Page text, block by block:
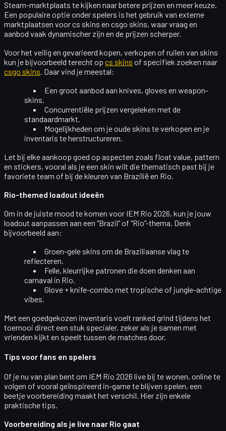
Steam-marktplaats te kijken naar betere prijzen en meer keuze.
Een populaire optie onder spelers is het gebruik van externe
marktplaatsen voorcs skins en csgo skins, waar vraag en
aanbod vaak dynamischer zijn en de prijzen scherper.
Voor het veilig en gevarieerd kopen, verkopen of ruilen van skins
kun je bijvoorbeeld terecht op cs skins of specifiek zoeken naar
csgo skins. Daar vind je meestal:
Een groot aanbod aan knives, gloves en weapon-
skins.
Concurrentiële prijzen vergeleken met de
standaardmarkt.
Mogelijkheden om je oude skins te verkopen en je
inventaris te herstructureren.
Let bij elke aankoop goed op aspecten zoals float value, pattern
en stickers, vooral als je een skin wilt die thematisch past bij je
favoriete team of bij de kleuren van Brazilië en Rio.
Rio-themed loadout ideeën
Om in de juiste mood te komen voor IEM Rio 2026, kun je jouw
loadout aanpassen aan een "Brazil" of "Rio"-thema. Denk
bijvoorbeeld aan:
Groen-gele skins om de Braziliaanse vlag te
reflecteren.
Felle, kleurrijke patronen die doen denken aan
carnaval in Rio.
Glove + knife-combo met tropische of jungle-achtige
vibes.
Met een goedgekozen inventaris voelt ranked grind tijdens het
toernooi direct een stuk specialer, zeker als je samen met
vrienden kijkt en speelt tussen de matches door.
Tips voor fans en spelers
Of je nu van plan bent om IEM Rio 2026 live bij te wonen, online te
volgen of vooral geïnspireerd in-game te blijven spelen, een
beetje voorbereiding maakt het verschil. Hier zijn enkele
praktische tips.
Voorbereiding als je live naar Rio gaat